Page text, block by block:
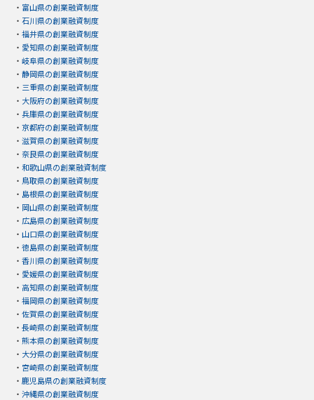
・ 富山県の創業融資制度
・ 石川県の創業融資制度
・ 福井県の創業融資制度
・ 愛知県の創業融資制度
・ 岐阜県の創業融資制度
・ 静岡県の創業融資制度
・ 三重県の創業融資制度
・ 大阪府の創業融資制度
・ 兵庫県の創業融資制度
・ 京都府の創業融資制度
・ 滋賀県の創業融資制度
・ 奈良県の創業融資制度
・ 和歌山県の創業融資制度
・ 鳥取県の創業融資制度
・ 島根県の創業融資制度
・ 岡山県の創業融資制度
・ 広島県の創業融資制度
・ 山口県の創業融資制度
・ 徳島県の創業融資制度
・ 香川県の創業融資制度
・ 愛媛県の創業融資制度
・ 高知県の創業融資制度
・ 福岡県の創業融資制度
・ 佐賀県の創業融資制度
・ 長崎県の創業融資制度
・ 熊本県の創業融資制度
・ 大分県の創業融資制度
・ 宮崎県の創業融資制度
・ 鹿児島県の創業融資制度
・ 沖縄県の創業融資制度